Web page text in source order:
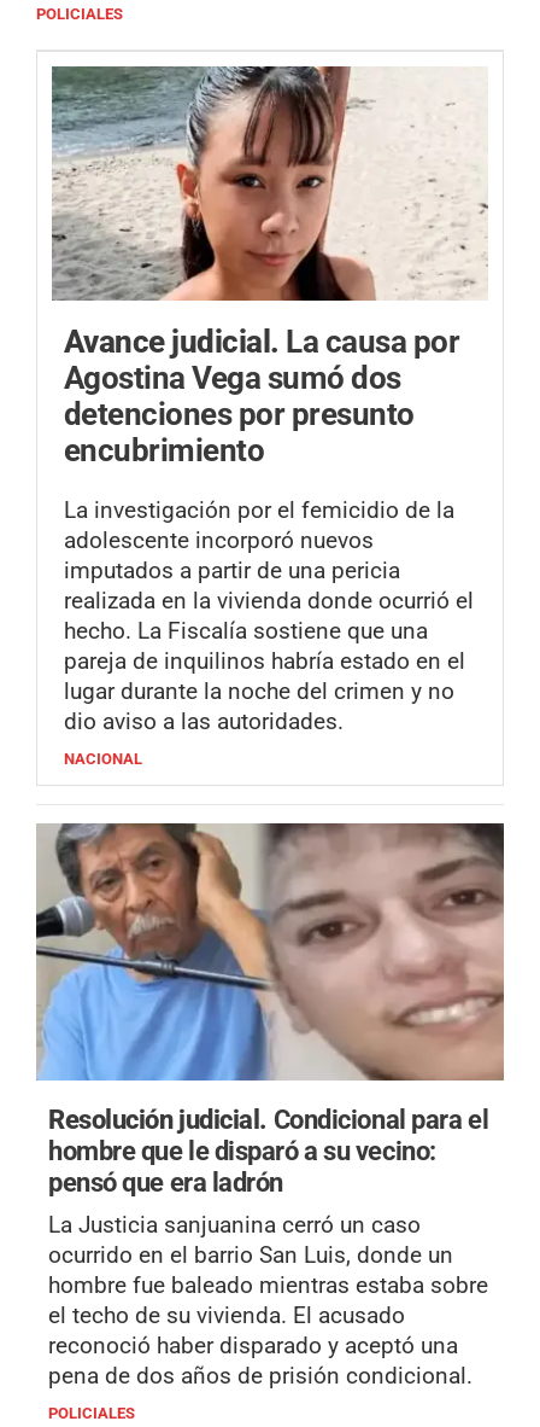
POLICIALES
Avance judicial. La causa por
Agostina Vega sumó dos
detenciones por presunto
encubrimiento
La investigación por el femicidio de la
adolescente incorporó nuevos
imputados a partir de una pericia
realizada en la vivienda donde ocurrió el
hecho. La Fiscalía sostiene que una
pareja de inquilinos habría estado en el
lugar durante la noche del crimen y no
dio aviso a las autoridades.
NACIONAL
Resolución judicial. Condicional para el
hombre que le disparó a su vecino:
pensó que era ladrón
La Justicia sanjuanina cerró un caso
ocurrido en el barrio San Luis, donde un
hombre fue baleado mientras estaba sobre
el techo de su vivienda. El acusado
reconoció haber disparado y aceptó una
pena de dos años de prisión condicional.
POLICIALES